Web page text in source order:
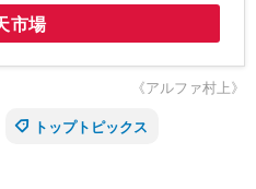
市場
《アルファ村上》
トップトピックス